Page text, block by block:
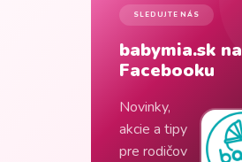
SLEDUJTE NÁS
babymia.sk na
Facebooku
Novinky,
akcie a tipy
pre rodičov